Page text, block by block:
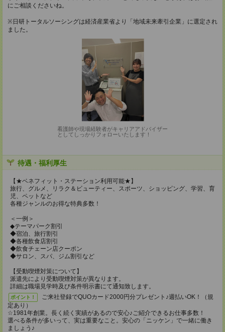
にご相談くださいね。
※日研トータルソーシングは経済産業省より「地域未来牽引企業」に選定され
ました。
看護師や現場経験者がキャリアアドバイザー
としてしっかりフォローいたします！
待遇・福利厚生
【★ベネフィット・ステーション利用可能★】
旅行、グルメ、リラク＆ビューティー、スポーツ、ショッピング、学習、育
児、ペットなど
各種ジャンルのお得な特典多数！
＜一例＞
◆テーマパーク割引
◆宿泊、旅行割引
◆各種飲食店割引
◆飲食チェーン店クーポン
◆サロン、スパ、ジム割引など
【受動喫煙対策について】
派遣先により受動喫煙対策が異なります。
詳細は職場見学時及び条件明示書にて通知致します。
ポイント！
ご来社登録でQUOカード2000円分プレゼント♪週払いOK！（規
定あり）
☆1981年創業。長く続く実績があるので安心♪ご紹介できるお仕事多数！
選べる条件が多いって、実は重要なこと。安心の「ニッケン」で一緒に働き
ましょう♪